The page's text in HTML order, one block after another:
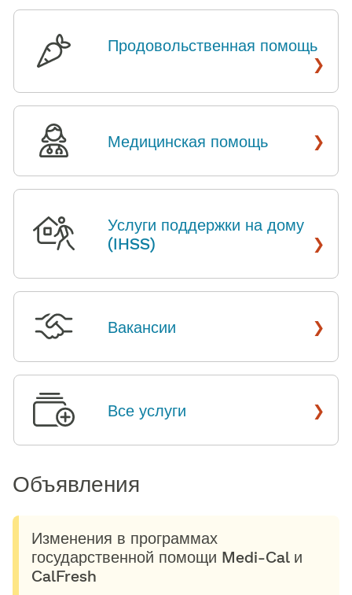
Продовольственная помощь›
Медицинская помощь ›
Услуги поддержки на дому
(IHSS)
›
Вакансии ›
Все услуги ›
Объявления​​
Изменения в программах
государственной помощи Medi-Cal и
CalFresh​​